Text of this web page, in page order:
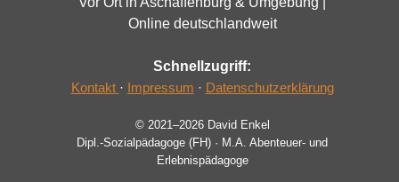
Online deutschlandweit
Schnellzugriff:
Kontakt · Impressum · Datenschutzerklärung
© 2021–2026 David Enkel
Dipl.-Sozialpädagoge (FH) · M.A. Abenteuer- und
Erlebnispädagoge